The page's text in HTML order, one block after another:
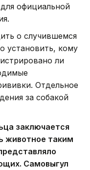
официальной
о случившемся
установить, кому
ли
Отдельное
за собакой
заключается
животное таким
Самовыгул